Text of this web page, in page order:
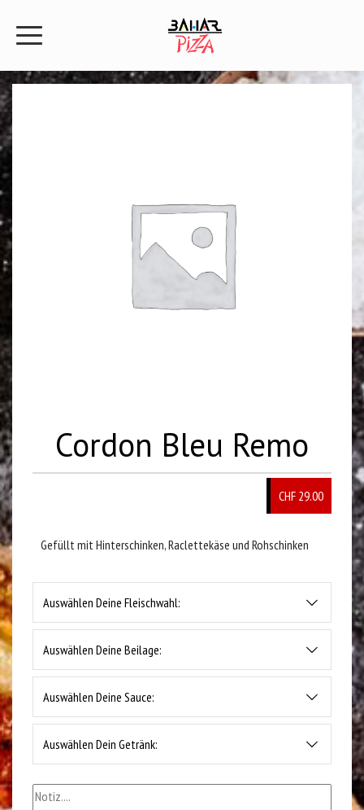
Cordon Bleu Remo
CHF 29.00
Gefüllt mit Hinterschinken, Raclettekäse und Rohschinken
Auswählen Deine Fleischwahl:
Auswählen Deine Beilage:
Auswählen Deine Sauce:
Auswählen Dein Getränk: